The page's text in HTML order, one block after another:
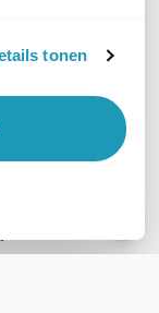
tonen